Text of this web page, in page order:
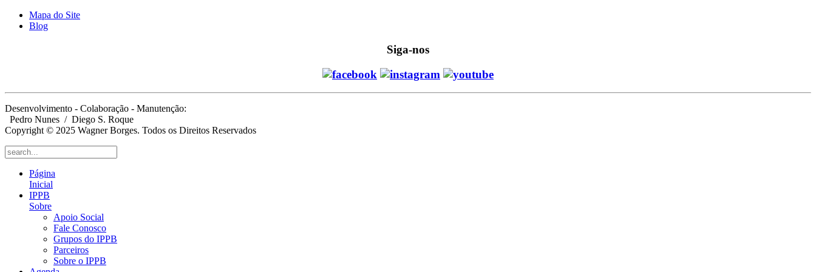
Mapa do Site
Blog
Siga-nos
Desenvolvimento - Colaboração - Manutenção:
Pedro Nunes / Diego S. Roque
Copyright © 2025 Wagner Borges. Todos os Direitos Reservados
Página
Inicial
IPPB
Sobre
Apoio Social
Fale Conosco
Grupos do IPPB
Parceiros
Sobre o IPPB